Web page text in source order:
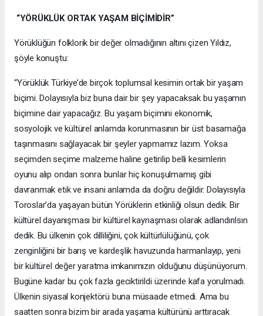
“YÖRÜKLÜK ORTAK YAŞAM BİÇİMİDİR”
Yörüklüğün folklorik bir değer olmadığının altını çizen Yıldız,
şöyle konuştu:
“Yörüklük Türkiye’de birçok toplumsal kesimin ortak bir yaşam
biçimi. Dolayısıyla biz buna dair bir şey yapacaksak bu yaşamın
biçimine dair yapacağız. Bu yaşam biçimini ekonomik,
sosyolojik ve kültürel anlamda korunmasının bir üst basamağa
taşınmasını sağlayacak bir şeyler yapmamız lazım. Yoksa
seçimden seçime malzeme haline getirilip belli kesimlerin
oyunu alıp ondan sonra bunlar hiç konuşulmamış gibi
davranmak etik ve insani anlamda da doğru değildir. Dolayısıyla
Toroslar’da yaşayan bütün Yörüklerin etkinliği olsun dedik. Bir
kültürel dayanışması bir kültürel kaynaşması olarak adlandırılsın
dedik. Bu ülkenin çok dilliliğini, çok kültürlülüğünü, çok
zenginliğini bir barış ve kardeşlik havuzunda harmanlayıp, yeni
bir kültürel değer yaratma imkanımızın olduğunu düşünüyorum.
Bugüne kadar bu çok fazla geciktirildi üzerinde kafa yorulmadı.
Ülkenin siyasal konjektörü buna müsaade etmedi. Ama bu
saatten sonra bizim bir arada yaşama kültürünü arttıracak